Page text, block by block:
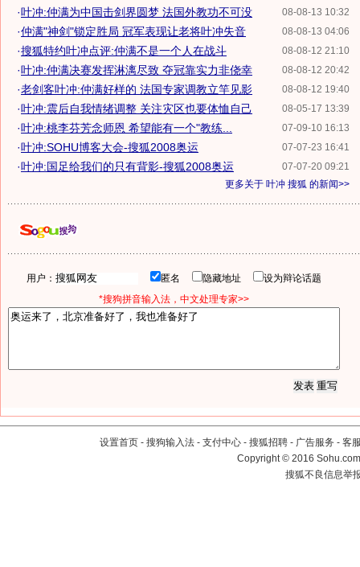
08-08-13 10:32
·叶冲:仲满为中国击剑界圆梦 法国外教功不可没
08-08-13 04:06
·仲满"神剑"锁定胜局 冠军表现让老将叶冲失音
08-08-12 21:10
·搜狐特约叶冲点评:仲满不是一个人在战斗
08-08-12 20:42
·叶冲:仲满决赛发挥淋漓尽致 夺冠靠实力非侥幸
08-08-12 19:40
·老剑客叶冲:仲满好样的 法国专家调教立竿见影
08-05-17 13:39
·叶冲:震后自我情绪调整 关注灾区也要体恤自己
07-09-10 16:13
·叶冲:桃李芬芳念师恩 希望能有一个"教练...
07-07-23 16:41
·叶冲:SOHU博客大会-搜狐2008奥运
07-07-20 09:21
·叶冲:国足给我们的只有背影-搜狐2008奥运
更多关于 叶冲 搜狐 的新闻>>
用户： 匿名 隐藏地址
设为辩论话题
*搜狗拼音输入法，中文处理专家>>
设置首页 - 搜狗输入法 - 支付中心 - 搜狐招聘 - 广告服务 - 客
Copyright©2016
搜狐不良信息举